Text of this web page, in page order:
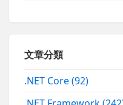
文章分類
.NET Core(92)